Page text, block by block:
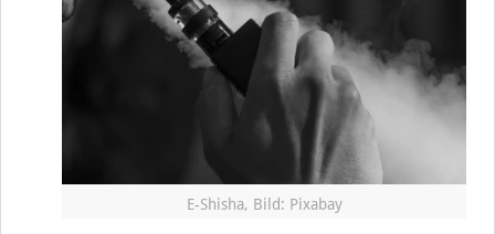
E-Shisha, Bild: Pixabay